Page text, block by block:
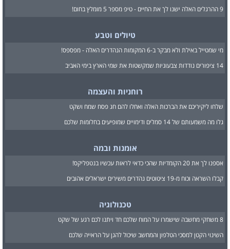
9 ההרגלים האלה ישנו לך את החיים - טיפ מספר 5 מומלץ בחום!
טיולים וטבע
מי שמטייל באילת ולא מבקר ב-6 המקומות הנהדרים האלה - מפספס!
14 ציפורים נודדות צבעוניות שמקשטות את שמי הארץ בימי האביב
רוחניות והעצמה
שלחו ליקיריכם את הברכות האלה ואחלו להם חג פסח שמח ושקט
גלו מה משמעותם של 14 סמלים ודימויים שמופיעים בחלומות שלכם
אומנות ובמה
אספנו לך את 20 הקומדיות שהכי כדאי לראות עכשיו בנטפליקס!
קבלו השראה וכוח מ-19 ציטוטים נהדרים משירים ישראלים אהובים
טכנולוגיה
8 משחקי מחשבה שישמרו על המוח שלכם חד ויתנו לכם רגע של שקט
השינוי הקטן למסכי הטלפון והמחשב שיכול להגן על הראייה שלכם